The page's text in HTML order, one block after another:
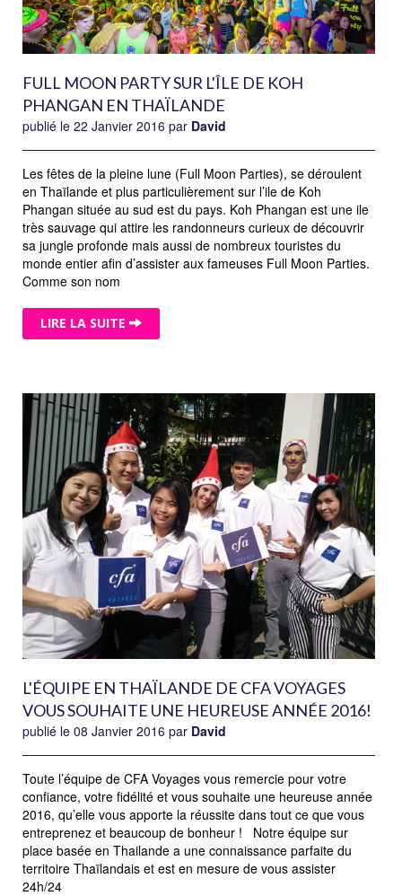
FULL MOON PARTY SUR L'ÎLE DE KOH
PHANGAN EN THAÏLANDE
publié le 22 Janvier 2016 par David
Les fêtes de la pleine lune (Full Moon Parties), se déroulent
en Thaïlande et plus particulièrement sur l’ile de Koh
Phangan située au sud est du pays. Koh Phangan est une ile
très sauvage qui attire les randonneurs curieux de découvrir
sa jungle profonde mais aussi de nombreux touristes du
monde entier afin d’assister aux fameuses Full Moon Parties.
Comme son nom
LIRE LA SUITE
L'ÉQUIPE EN THAÏLANDE DE CFA VOYAGES
VOUS SOUHAITE UNE HEUREUSE ANNÉE 2016!
publié le 08 Janvier 2016 par David
Toute l’équipe de CFA Voyages vous remercie pour votre
confiance, votre fidélité et vous souhaite une heureuse année
2016, qu’elle vous apporte la réussite dans tout ce que vous
entreprenez et beaucoup de bonheur ! Notre équipe sur
place basée en Thailande a une connaissance parfaite du
territoire Thaïlandais et est en mesure de vous assister
24h/24